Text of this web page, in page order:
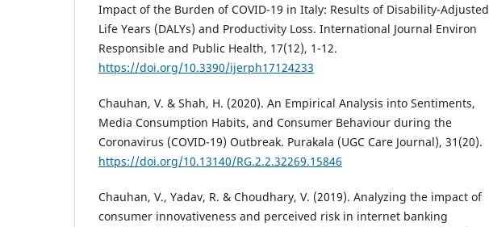
Impact of the Burden of COVID-19 in Italy: Results of Disability-Adjusted
Life Years (DALYs) and Productivity Loss. International Journal Environ
Responsible and Public Health, 17(12), 1-12.
https://doi.org/10.3390/ijerph17124233
Chauhan, V. & Shah, H. (2020). An Empirical Analysis into Sentiments,
Media Consumption Habits, and Consumer Behaviour during the
Coronavirus (COVID-19) Outbreak. Purakala (UGC Care Journal), 31(20).
https://doi.org/10.13140/RG.2.2.32269.15846
Chauhan, V., Yadav, R. & Choudhary, V. (2019). Analyzing the impact of
consumer innovativeness and perceived risk in internet banking